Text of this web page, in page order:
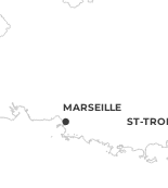
ST-
MARSEILLE